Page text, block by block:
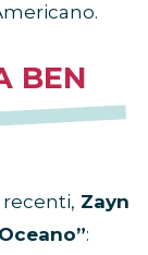
BEN
Zayn
: